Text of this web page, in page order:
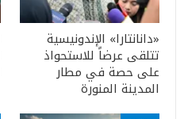
«دانانتارا» الإندونيسية
تتلقى عرضاً للاستحواذ
على حصة في مطار
المدينة المنورة